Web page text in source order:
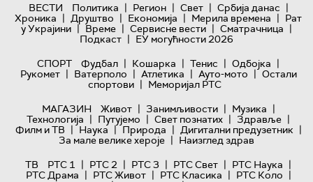
ВЕСТИ Политика | Регион | Свет | Србија данас |
Хроника | Друштво | Економија | Мерила времена | Рат
у Украјини | Време | Сервисне вести | Сматрачница |
Подкаст | ЕУ могућности 2026
СПОРТ
Фудбал | Кошарка | Тенис | Одбојка |
Рукомет | Ватерполо | Атлетика | Ауто-мото | Остали
спортови | Меморијал РТС
МАГАЗИН
Живот | Занимљивости | Музика |
Технологијa | Путујемо | Свет познатих | Здравље |
Филм и ТВ | Наука | Природа | Дигитални предузетник |
За мале велике хероје | Наизглед здрав
ТВ
РТС 1 | РТС 2 | РТС 3 | РТС Свет | РТС Наука |
РТС Драма | РТС Живот | РТС Класика | РТС Коло |